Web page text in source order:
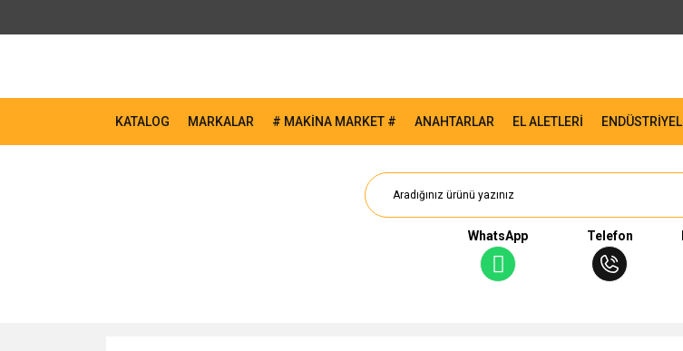
KATALOG MARKALAR # MAKİNA MARKET # ANAHTARLAR EL ALETLERİ ENDÜSTRİYEL
WhatsApp Telefon